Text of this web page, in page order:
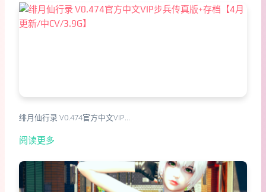
绯月仙行录 V0.474官方中文VIP…
阅读更多